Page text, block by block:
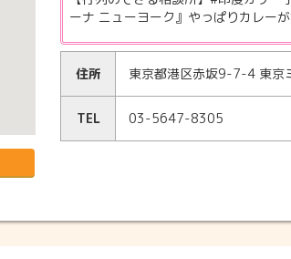
ーナ ニューヨーク』やっぱりカレ
住所 東京都港区赤坂9-7-4 東京
TEL 03-5647-8305